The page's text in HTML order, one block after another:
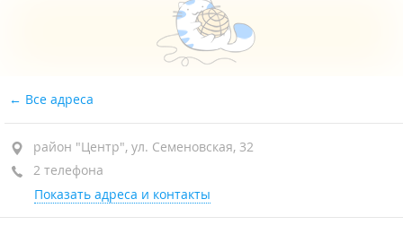
Все адреса
район "Центр", ул. Семеновская, 32
2 телефона
Показать адреса и контакты